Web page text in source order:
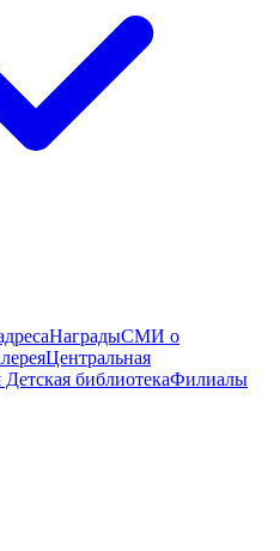
НаградыСМИ о
Центральная
библиотекаФилиалы